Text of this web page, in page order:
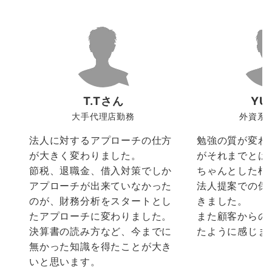
T.Tさん
大手代理店勤務
法人に対するアプローチの仕方
が大きく変わりました。
節税、退職金、借入対策でしか
アプローチが出来ていなかった
のが、財務分析をスタートとし
たアプローチに変わりました。
決算書の読み方など、今までに
無かった知識を得たことが大き
いと思います。
YU
外資系
勉強の質が変わ
がそれまでと
ちゃんとした
法人提案での保
きました。
また顧客から
たように感じま